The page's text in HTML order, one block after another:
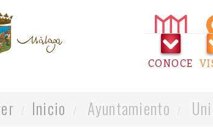
CONOCE
Inicio Ayuntamiento